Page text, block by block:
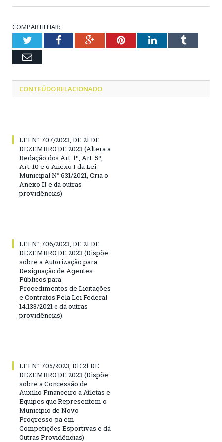
COMPARTILHAR:
TwitterFacebookGoogle+PinterestLinkedInTumblr
Email
CONTEÚDO RELACIONADO
LEI N° 707/2023, DE 21 DE
DEZEMBRO DE 2023 (Altera a
Redação dos Art. 1º, Art. 5º,
Art. 10 e o Anexo I da Lei
Municipal N° 631/2021, Cria o
Anexo II e dá outras
providências)
LEI N° 706/2023, DE 21 DE
DEZEMBRO DE 2023 (Dispõe
sobre a Autorização para
Designação de Agentes
Públicos para
Procedimentos de Licitações
e Contratos Pela Lei Federal
14.133/2021 e dá outras
providências)
LEI N° 705/2023, DE 21 DE
DEZEMBRO DE 2023 (Dispõe
sobre a Concessão de
Auxílio Financeiro a Atletas e
Equipes que Representem o
Município de Novo
Progresso-pa em
Competições Esportivas e dá
Outras Providências)